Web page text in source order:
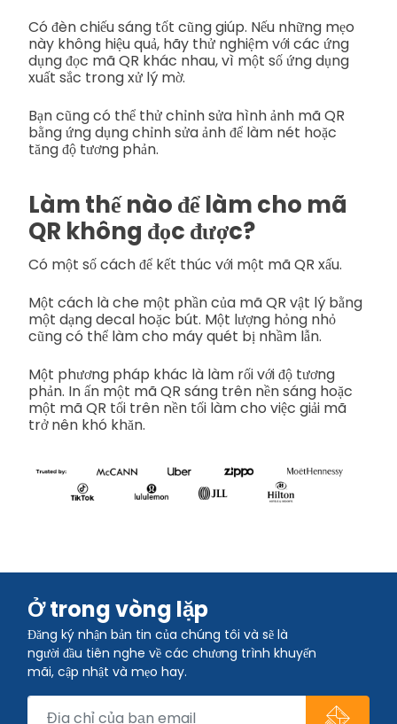
Có đèn chiếu sáng tốt cũng giúp. Nếu những mẹo
này không hiệu quả, hãy thử nghiệm với các ứng
dụng đọc mã QR khác nhau, vì một số ứng dụng
xuất sắc trong xử lý mờ.
Bạn cũng có thể thử chỉnh sửa hình ảnh mã QR
bằng ứng dụng chỉnh sửa ảnh để làm nét hoặc
tăng độ tương phản.
Làm thế nào để làm cho mã
QR không đọc được?
Có một số cách để kết thúc với một mã QR xấu.
Một cách là che một phần của mã QR vật lý bằng
một dạng decal hoặc bút. Một lượng hỏng nhỏ
cũng có thể làm cho máy quét bị nhầm lẫn.
Một phương pháp khác là làm rối với độ tương
phản. In ấn một mã QR sáng trên nền sáng hoặc
một mã QR tối trên nền tối làm cho việc giải mã
trở nên khó khăn.
Ở trong vòng lặp
Đăng ký nhận bản tin của chúng tôi và sẽ là
người đầu tiên nghe về các chương trình khuyến
mãi, cập nhật và mẹo hay.